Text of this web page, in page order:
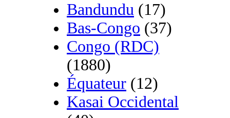
Bandundu (17)
Bas-Congo (37)
Congo (RDC)
(1880)
Équateur (12)
Kasai Occidental